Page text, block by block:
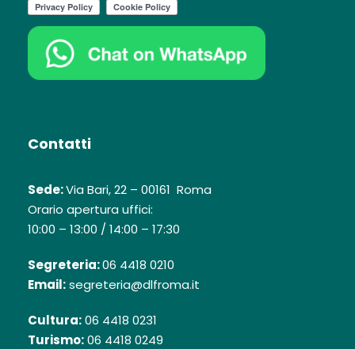
Contatti
Sede:Via Bari, 22 – 00161 Roma
Orario apertura uffici:
10:00 – 13:00 / 14:00 – 17:30
Segreteria:06 4418 0210
Email:segreteria@dlfroma.it
Cultura:06 4418 0231
Turismo:06 4418 0249